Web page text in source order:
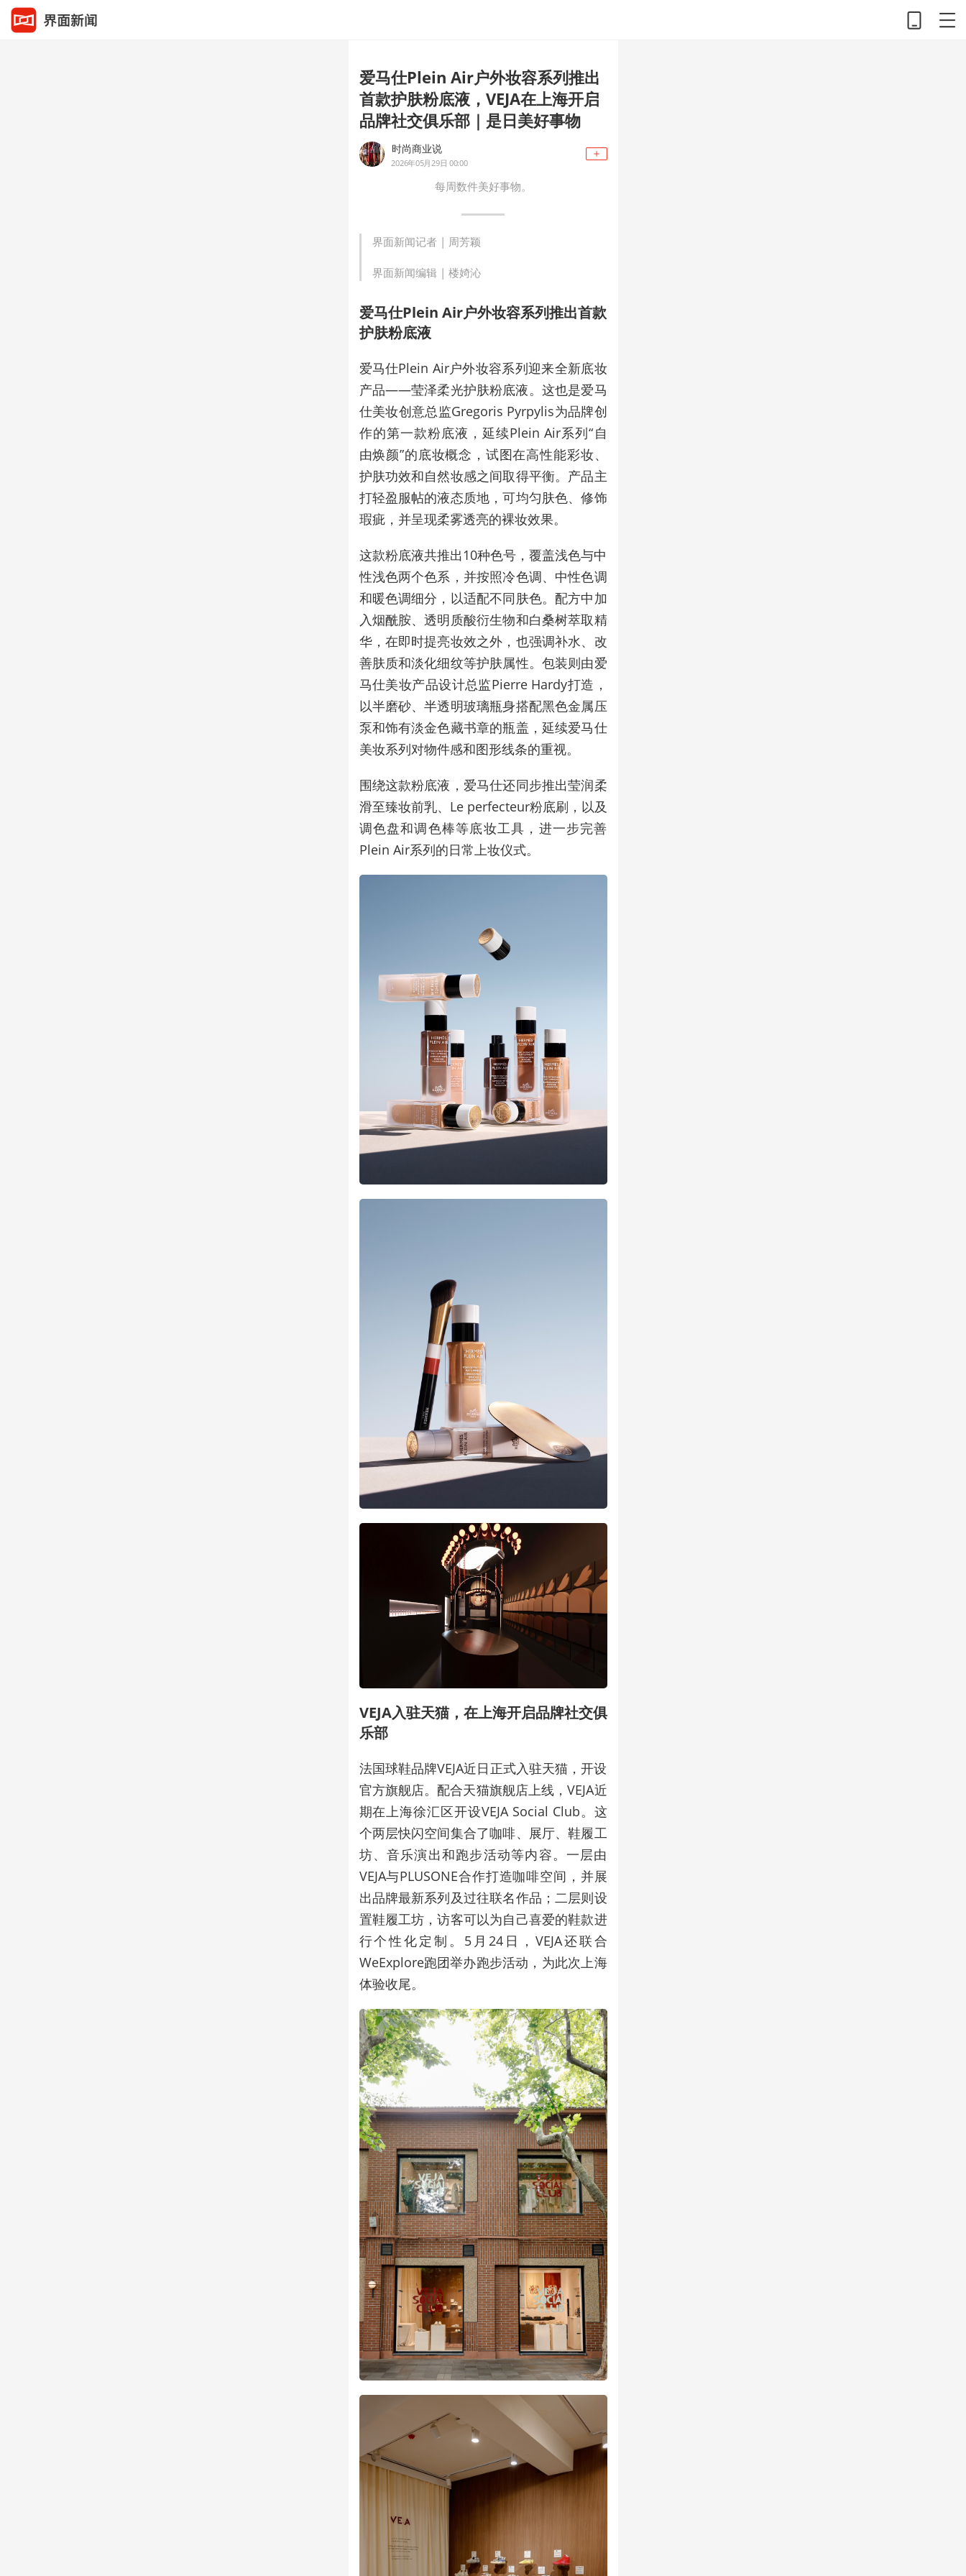
爱马仕Plein Air户外妆容系列推出
首款护肤粉底液，VEJA在上海开启
品牌社交俱乐部｜是日美好事物
时尚商业说
2026年05月29日 00:00
每周数件美好事物。
界面新闻记者 | 周芳颖
界面新闻编辑 | 楼婍沁
爱马仕Plein Air户外妆容系列推出首款
护肤粉底液
爱马仕Plein Air户外妆容系列迎来全新底妆
产品——莹泽柔光护肤粉底液。这也是爱马
仕美妆创意总监Gregoris Pyrpylis为品牌创
作的第一款粉底液，延续Plein Air系列“自
由焕颜”的底妆概念，试图在高性能彩妆、
护肤功效和自然妆感之间取得平衡。产品主
打轻盈服帖的液态质地，可均匀肤色、修饰
瑕疵，并呈现柔雾透亮的裸妆效果。
这款粉底液共推出10种色号，覆盖浅色与中
性浅色两个色系，并按照冷色调、中性色调
和暖色调细分，以适配不同肤色。配方中加
入烟酰胺、透明质酸衍生物和白桑树萃取精
华，在即时提亮妆效之外，也强调补水、改
善肤质和淡化细纹等护肤属性。包装则由爱
马仕美妆产品设计总监Pierre Hardy打造，
以半磨砂、半透明玻璃瓶身搭配黑色金属压
泵和饰有淡金色藏书章的瓶盖，延续爱马仕
美妆系列对物件感和图形线条的重视。
围绕这款粉底液，爱马仕还同步推出莹润柔
滑至臻妆前乳、Le perfecteur粉底刷，以及
调色盘和调色棒等底妆工具，进一步完善
Plein Air系列的日常上妆仪式。
VEJA入驻天猫，在上海开启品牌社交俱
乐部
法国球鞋品牌VEJA近日正式入驻天猫，开设
官方旗舰店。配合天猫旗舰店上线，VEJA近
期在上海徐汇区开设VEJA Social Club。这
个两层快闪空间集合了咖啡、展厅、鞋履工
坊、音乐演出和跑步活动等内容。一层由
VEJA与PLUSONE合作打造咖啡空间，并展
出品牌最新系列及过往联名作品；二层则设
置鞋履工坊，访客可以为自己喜爱的鞋款进
行个性化定制。5月24日，VEJA还联合
WeExplore跑团举办跑步活动，为此次上海
体验收尾。